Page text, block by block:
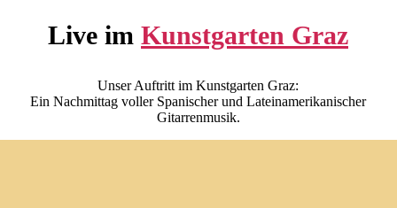
Live im Kunstgarten Graz
Unser Auftritt im Kunstgarten Graz:
Ein Nachmittag voller Spanischer und Lateinamerikanischer
Gitarrenmusik.